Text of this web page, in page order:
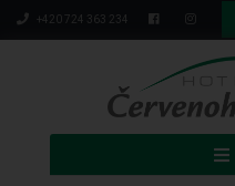
+420 724 363 234